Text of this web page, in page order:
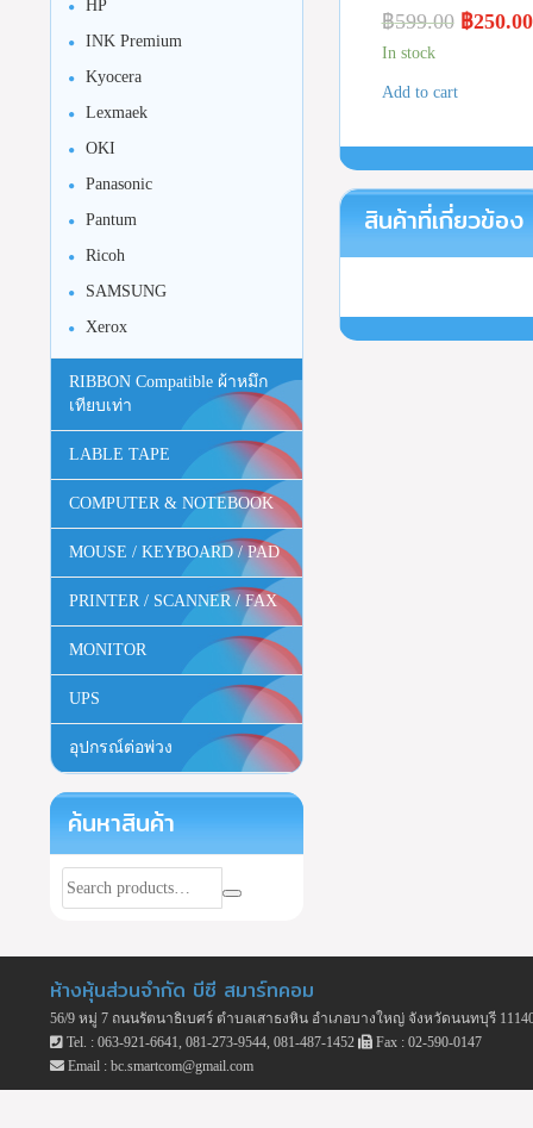
฿599.00 ฿250.00
In stock
Add to cart
สินค้าที่เกี่ยวข้อง
HP
INK Premium
Kyocera
Lexmaek
OKI
Panasonic
Pantum
Ricoh
SAMSUNG
Xerox
RIBBON Compatible ผ้าหมึก
เทียบเท่า
LABLE TAPE
COMPUTER & NOTEBOOK
MOUSE / KEYBOARD / PAD
PRINTER / SCANNER / FAX
MONITOR
UPS
อุปกรณ์ต่อพ่วง
ค้นหาสินค้า
ห้างหุ้นส่วนจำกัด บีซี สมาร์ทคอม
56/9 หมู่ 7 ถนนรัตนาธิเบศร์ ตำบลเสาธงหิน อำเภอบางใหญ่ จังหวัดนนทบุรี
Tel. : 063-921-6641, 081-273-9544, 081-487-1452
Fax : 02-590-0147
Email : bc.smartcom@gmail.com